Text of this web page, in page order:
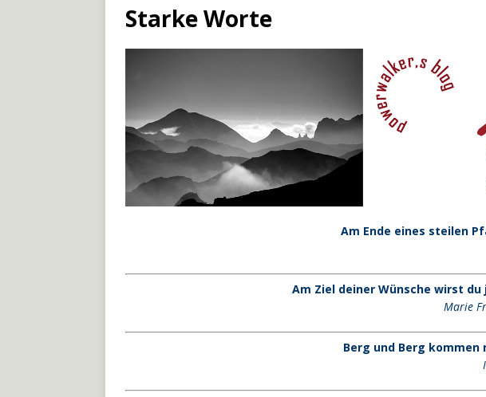
[ 3. Mai 2026 ]
Starke Worte
Am Ende eines steilen
Am Ziel deiner Wünsche wirst
Marie
Berg und Berg kommen